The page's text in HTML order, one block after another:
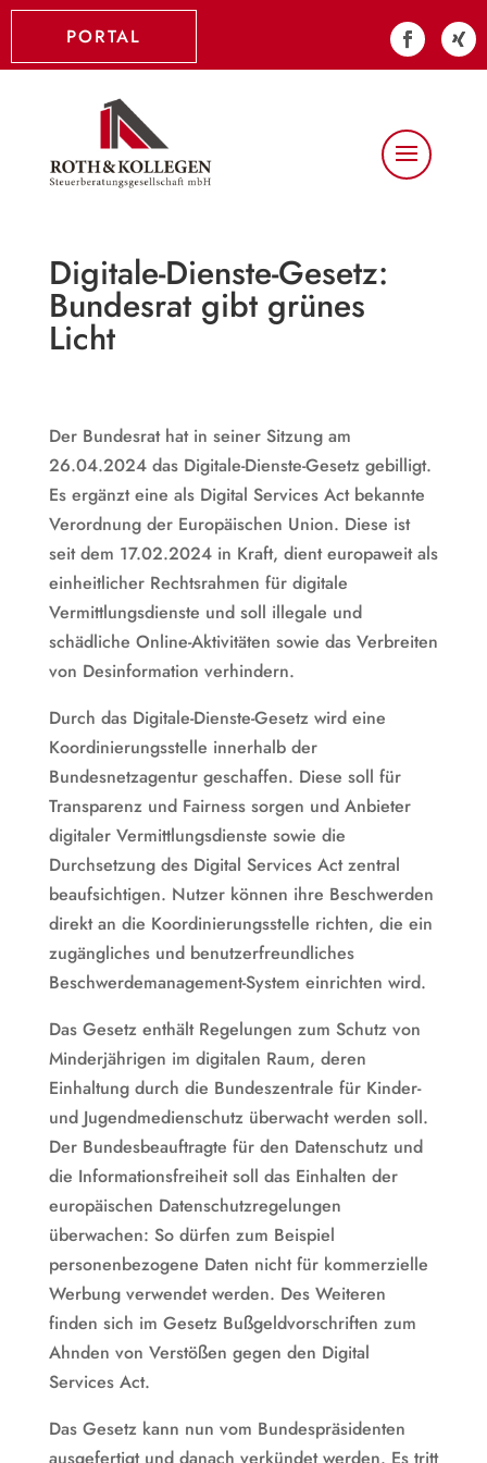
PORTAL
Digitale-Dienste-Gesetz:
Bundesrat gibt grünes
Licht
Der Bundesrat hat in seiner Sitzung am
26.04.2024 das Digitale-Dienste-Gesetz gebilligt.
Es ergänzt eine als Digital Services Act bekannte
Verordnung der Europäischen Union. Diese ist
seit dem 17.02.2024 in Kraft, dient europaweit als
einheitlicher Rechtsrahmen für digitale
Vermittlungsdienste und soll illegale und
schädliche Online-Aktivitäten sowie das Verbreiten
von Desinformation verhindern.
Durch das Digitale-Dienste-Gesetz wird eine
Koordinierungsstelle innerhalb der
Bundesnetzagentur geschaffen. Diese soll für
Transparenz und Fairness sorgen und Anbieter
digitaler Vermittlungsdienste sowie die
Durchsetzung des Digital Services Act zentral
beaufsichtigen. Nutzer können ihre Beschwerden
direkt an die Koordinierungsstelle richten, die ein
zugängliches und benutzerfreundliches
Beschwerdemanagement-System einrichten wird.
Das Gesetz enthält Regelungen zum Schutz von
Minderjährigen im digitalen Raum, deren
Einhaltung durch die Bundeszentrale für Kinder-
und Jugendmedienschutz überwacht werden soll.
Der Bundesbeauftragte für den Datenschutz und
die Informationsfreiheit soll das Einhalten der
europäischen Datenschutzregelungen
überwachen: So dürfen zum Beispiel
personenbezogene Daten nicht für kommerzielle
Werbung verwendet werden. Des Weiteren
finden sich im Gesetz Bußgeldvorschriften zum
Ahnden von Verstößen gegen den Digital
Services Act.
Das Gesetz kann nun vom Bundespräsidenten
ausgefertigt und danach verkündet werden. Es tritt